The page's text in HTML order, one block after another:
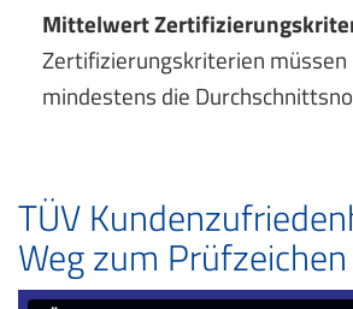
Mittelwert
Zertifizierungskriterien
mindestens die
TÜV
Weg zum Prüfzeichen